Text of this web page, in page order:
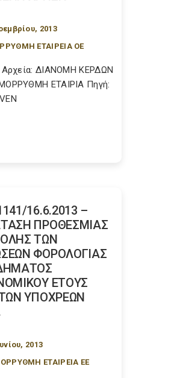
2013
ΕΤΑΙΡΕΙΑ ΟΕ
Αρχεία: ΔΙΑΝΟΜΗ ΚΕΡΔΩΝ
ΕΤΑΙΡΙΑ Πηγή:
16.6.2013 –
ΠΡΟΘΕΣΜΙΑΣ
ΤΩΝ
ΦΟΡΟΛΟΓΙΑΣ
ΕΤΟΥΣ
ΥΠΟΧΡΕΩΝ
2013
ΕΤΑΙΡΕΙΑ ΕΕ